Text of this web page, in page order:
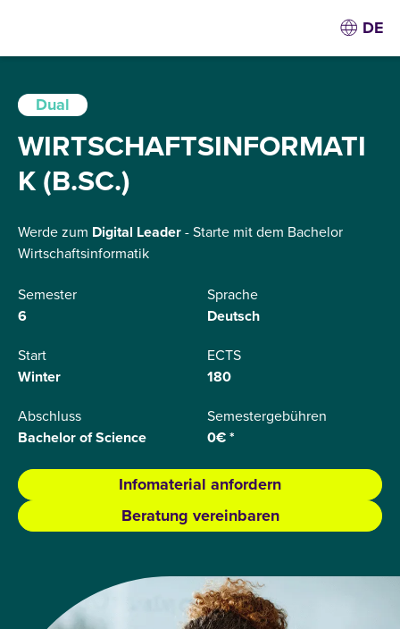
DE
Dual
WIRTSCHAFTSINFORMATI
K (B.SC.)
Werde zum Digital Leader - Starte mit dem Bachelor
Wirtschaftsinformatik
Semester
6
Sprache
Deutsch
Start
Winter
ECTS
180
Abschluss
Bachelor of Science
Semestergebühren
0€ *
Infomaterial anfordern
Beratung vereinbaren